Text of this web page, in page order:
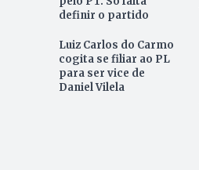
definir o partido
Luiz Carlos do Carmo
cogita se filiar ao PL
para ser vice de
Daniel Vilela